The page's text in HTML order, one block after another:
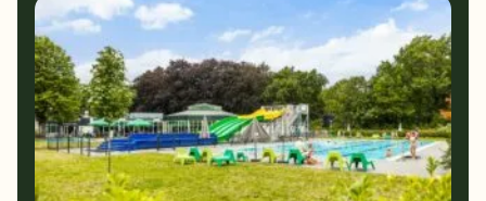
6 Bungalows Kindvriendelijk
10 Prijs/kwaliteit